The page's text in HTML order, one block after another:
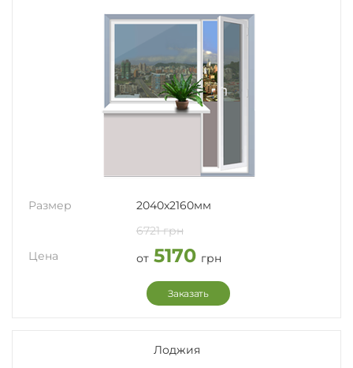
Размер
2040x2160мм
6721 грн
Цена
от 5170 грн
Заказать
Лоджия